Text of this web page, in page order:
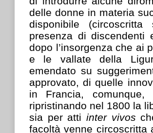
delle donne in materia
disponibile
presenza di discendenti
dopo l’insorgenza che ai
e le vallate della
emendato su
approvato, di quelle
in Francia,
ripristinando nel 1800 la
sia per atti inter vivos
facoltà venne circoscritta